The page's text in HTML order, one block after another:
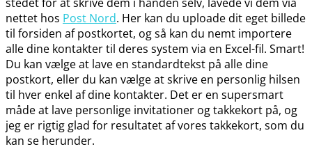
nettet hos Post Nord. Her kan du uploade dit eget billede
til forsiden af postkortet, og så kan du nemt importere
alle dine kontakter til deres system via en Excel-fil. Smart!
Du kan vælge at lave en standardtekst på alle dine
postkort, eller du kan vælge at skrive en personlig hilsen
til hver enkel af dine kontakter. Det er en supersmart
måde at lave personlige invitationer og takkekort på, og
jeg er rigtig glad for resultatet af vores takkekort, som du
kan se herunder.